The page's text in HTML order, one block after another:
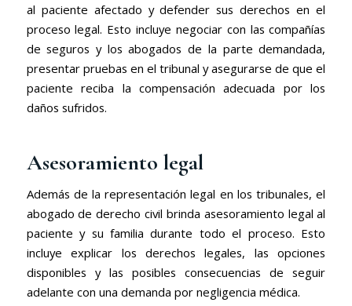
al paciente afectado y defender sus derechos en el
proceso legal. Esto incluye negociar con las compañías
de seguros y los abogados de la parte demandada,
presentar pruebas en el tribunal y asegurarse de que el
paciente reciba la compensación adecuada por los
daños sufridos.
Asesoramiento legal
Además de la representación legal en los tribunales, el
abogado de derecho civil brinda asesoramiento legal al
paciente y su familia durante todo el proceso. Esto
incluye explicar los derechos legales, las opciones
disponibles y las posibles consecuencias de seguir
adelante con una demanda por negligencia médica.